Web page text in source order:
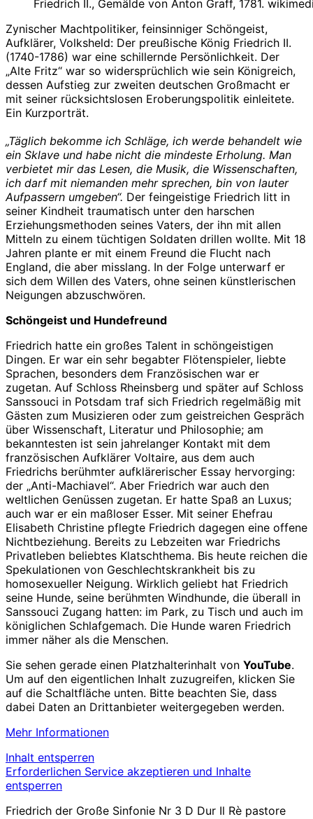
Friedrich II., Gemälde von Anton Graff, 1781.
Zynischer Machtpolitiker, feinsinniger Schöngeist,
Aufklärer, Volksheld: Der preußische König Friedrich II.
(1740-1786) war eine schillernde Persönlichkeit. Der
„Alte Fritz“ war so widersprüchlich wie sein Königreich,
dessen Aufstieg zur zweiten deutschen Großmacht er
mit seiner rücksichtslosen Eroberungspolitik einleitete.
Ein Kurzporträt.
„Täglich bekomme ich Schläge, ich werde behandelt wie
ein Sklave und habe nicht die mindeste Erholung. Man
verbietet mir das Lesen, die Musik, die Wissenschaften,
ich darf mit niemanden mehr sprechen, bin von lauter
Aufpassern umgeben“. Der feingeistige Friedrich litt in
seiner Kindheit traumatisch unter den harschen
Erziehungsmethoden seines Vaters, der ihn mit allen
Mitteln zu einem tüchtigen Soldaten drillen wollte. Mit 18
Jahren plante er mit einem Freund die Flucht nach
England, die aber misslang. In der Folge unterwarf er
sich dem Willen des Vaters, ohne seinen künstlerischen
Neigungen abzuschwören.
Schöngeist und Hundefreund
Friedrich hatte ein großes Talent in schöngeistigen
Dingen. Er war ein sehr begabter Flötenspieler, liebte
Sprachen, besonders dem Französischen war er
zugetan. Auf Schloss Rheinsberg und später auf Schloss
Sanssouci in Potsdam traf sich Friedrich regelmäßig mit
Gästen zum Musizieren oder zum geistreichen Gespräch
über Wissenschaft, Literatur und Philosophie; am
bekanntesten ist sein jahrelanger Kontakt mit dem
französischen Aufklärer Voltaire, aus dem auch
Friedrichs berühmter aufklärerischer Essay hervorging:
der „Anti-Machiavel“. Aber Friedrich war auch den
weltlichen Genüssen zugetan. Er hatte Spaß an Luxus;
auch war er ein maßloser Esser. Mit seiner Ehefrau
Elisabeth Christine pflegte Friedrich dagegen eine offene
Nichtbeziehung. Bereits zu Lebzeiten war Friedrichs
Privatleben beliebtes Klatschthema. Bis heute reichen die
Spekulationen von Geschlechtskrankheit bis zu
homosexueller Neigung. Wirklich geliebt hat Friedrich
seine Hunde, seine berühmten Windhunde, die überall in
Sanssouci Zugang hatten: im Park, zu Tisch und auch im
königlichen Schlafgemach. Die Hunde waren Friedrich
immer näher als die Menschen.
Sie sehen gerade einen Platzhalterinhalt von YouTube.
Um auf den eigentlichen Inhalt zuzugreifen, klicken Sie
auf die Schaltfläche unten. Bitte beachten Sie, dass
dabei Daten an Drittanbieter weitergegeben werden.
Mehr Informationen
Inhalt entsperren
Erforderlichen Service akzeptieren und Inhalte
entsperren
Friedrich der Große Sinfonie Nr 3 D Dur Il Rè pastore